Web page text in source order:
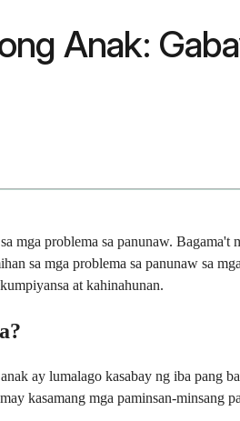
Anak:
mga problema sa panunaw. Bagama't
sa mga problema sa panunaw sa
at kahinahunan.
ay lumalago kasabay ng iba pang
kasamang mga paminsan-minsang